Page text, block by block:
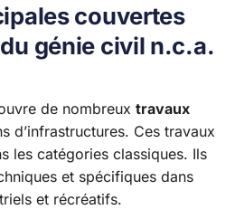
couvertes
génie civil n.c.a.
de nombreux travaux
d’infrastructures. Ces travaux
les catégories classiques. Ils
et spécifiques dans
et récréatifs.